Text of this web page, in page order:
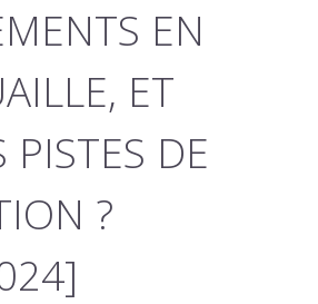
EN
ET
PISTES DE
?